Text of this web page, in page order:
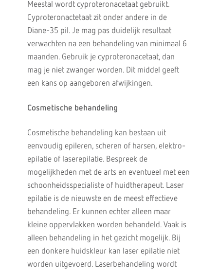
Meestal wordt cyproteronacetaat gebruikt.
Cyproteronactetaat zit onder andere in de
Diane-35 pil. Je mag pas duidelijk resultaat
verwachten na een behandeling van minimaal 6
maanden. Gebruik je cyproteronacetaat, dan
mag je niet zwanger worden. Dit middel geeft
een kans op aangeboren afwijkingen.
Cosmetische behandeling
Cosmetische behandeling kan bestaan uit
eenvoudig epileren, scheren of harsen, elektro-
epilatie of laserepilatie. Bespreek de
mogelijkheden met de arts en eventueel met een
schoonheidsspecialiste of huidtherapeut. Laser
epilatie is de nieuwste en de meest effectieve
behandeling. Er kunnen echter alleen maar
kleine oppervlakken worden behandeld. Vaak is
alleen behandeling in het gezicht mogelijk. Bij
een donkere huidskleur kan laser epilatie niet
worden uitgevoerd. Laserbehandeling wordt